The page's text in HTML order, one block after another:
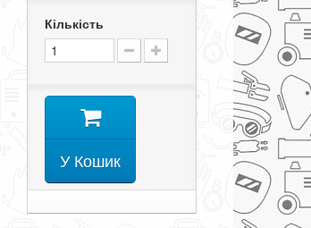
Кількість
У Кошик